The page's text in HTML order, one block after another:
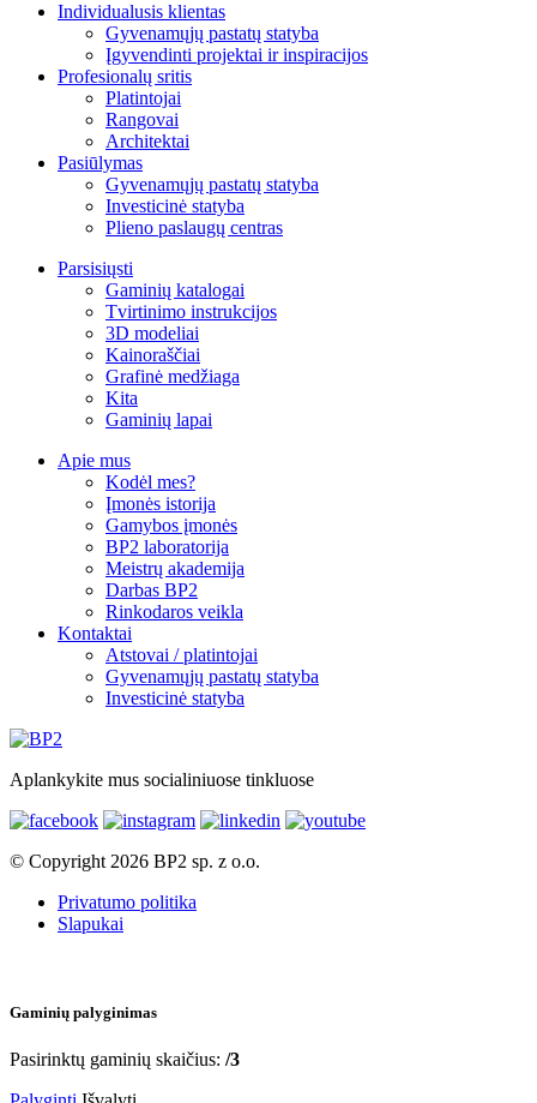
Individualusis klientas
Gyvenamųjų pastatų statyba
Įgyvendinti projektai ir inspiracijos
Profesionalų sritis
Platintojai
Rangovai
Architektai
Pasiūlymas
Gyvenamųjų pastatų statyba
Investicinė statyba
Plieno paslaugų centras
Parsisiųsti
Gaminių katalogai
Tvirtinimo instrukcijos
3D modeliai
Kainoraščiai
Grafinė medžiaga
Kita
Gaminių lapai
Apie mus
Kodėl mes?
Įmonės istorija
Gamybos įmonės
BP2 laboratorija
Meistrų akademija
Darbas BP2
Rinkodaros veikla
Kontaktai
Atstovai / platintojai
Gyvenamųjų pastatų statyba
Investicinė statyba
Aplankykite mus socialiniuose tinkluose
© Copyright 2026 BP2 sp. z o.o.
Privatumo politika
Slapukai
Gaminių palyginimas
Pasirinktų gaminių skaičius: /3